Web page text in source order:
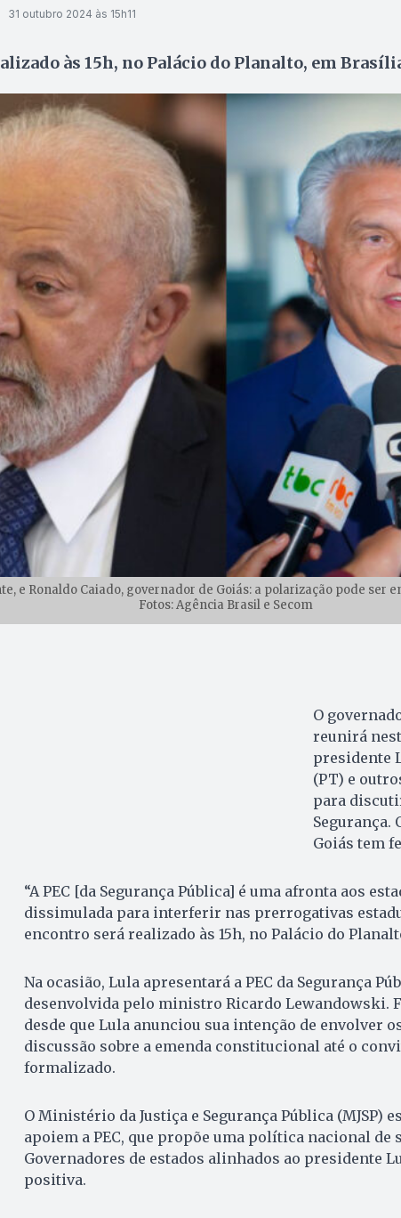
31 outubro 2024 às 15h11
às 15h, no Palácio do Planalto, em
e Ronaldo Caiado, governador de Goiás: a polarização pode ser
Fotos: Agência Brasil e Secom
O
reunirá
presidente
(PT) e
para
Segurança.
Goiás tem
“A PEC [da Segurança Pública] é uma afronta aos
dissimulada para interferir nas prerrogativas
encontro será realizado às 15h, no Palácio do
Na ocasião, Lula apresentará a PEC da Segurança
desenvolvida pelo ministro Ricardo Lewandowski.
desde que Lula anunciou sua intenção de envolver
discussão sobre a emenda constitucional até o
formalizado.
O Ministério da Justiça e Segurança Pública (MJSP)
apoiem a PEC, que propõe uma política nacional de
Governadores de estados alinhados ao presidente
positiva.